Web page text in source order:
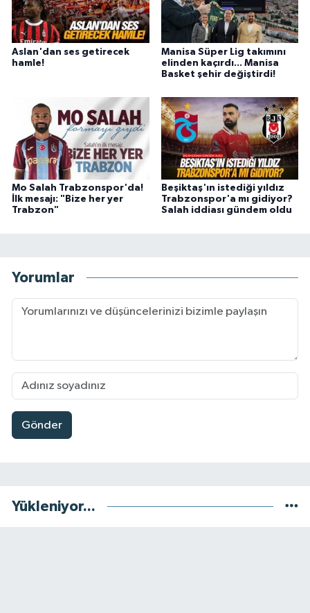
Aslan'dan ses getirecek
hamle!
Manisa Süper Lig takımını
elinden kaçırdı... Manisa
Basket şehir değiştirdi!
Mo Salah Trabzonspor'da!
İlk mesajı: "Bize her yer
Trabzon"
Beşiktaş'ın istediği yıldız
Trabzonspor'a mı gidiyor?
Salah iddiası gündem oldu
Yorumlar
Gönder
Yükleniyor...